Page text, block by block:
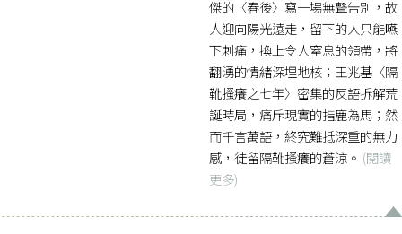
傑的〈春後〉寫一場無聲告別，故
人迎向陽光遠走，留下的人只能嚥
下刺痛，換上令人窒息的領帶，將
翻湧的情緒深埋地核；王兆基〈隔
靴搔癢之七年〉密集的反語拆解荒
誕時局，痛斥現實的指鹿為馬；然
而千言萬語，終究難抵深重的無力
感，徒留隔靴搔癢的蒼涼。 (閱讀
更多)